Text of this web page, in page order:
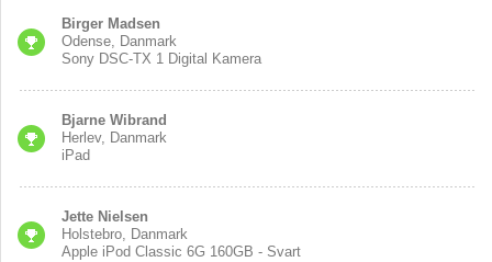
Birger Madsen
Odense, Danmark
Sony DSC-TX 1 Digital Kamera
Bjarne Wibrand
Herlev, Danmark
iPad
Jette Nielsen
Holstebro, Danmark
Apple iPod Classic 6G 160GB - Svart